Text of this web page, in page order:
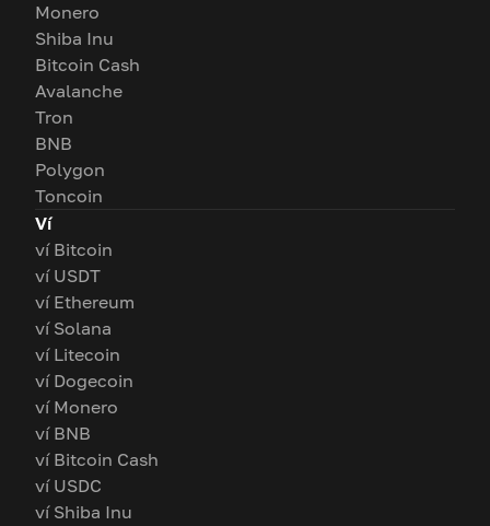
Monero
Shiba Inu
Bitcoin Cash
Avalanche
Tron
BNB
Polygon
Toncoin
Ví
ví Bitcoin
ví USDT
ví Ethereum
ví Solana
ví Litecoin
ví Dogecoin
ví Monero
ví BNB
ví Bitcoin Cash
ví USDC
ví Shiba Inu